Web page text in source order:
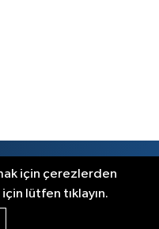
Her hakkı saklıdır.
için çerezlerden
lütfen tıklayın.